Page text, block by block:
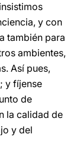
y con
también para
ambientes,
Así pues,
y fíjense
de
la calidad de
y del